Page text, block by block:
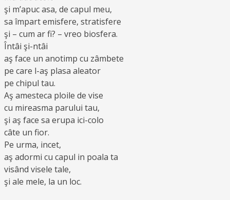
şi m’apuc asa, de capul meu,
sa împart emisfere, stratisfere
şi – cum ar fi? – vreo biosfera.
Întâi şi-ntâi
aş face un anotimp cu zâmbete
pe care l-aş plasa aleator
pe chipul tau.
Aş amesteca ploile de vise
cu mireasma parului tau,
şi aş face sa erupa ici-colo
câte un fior.
Pe urma, incet,
aş adormi cu capul in poala ta
visând visele tale,
şi ale mele, la un loc.